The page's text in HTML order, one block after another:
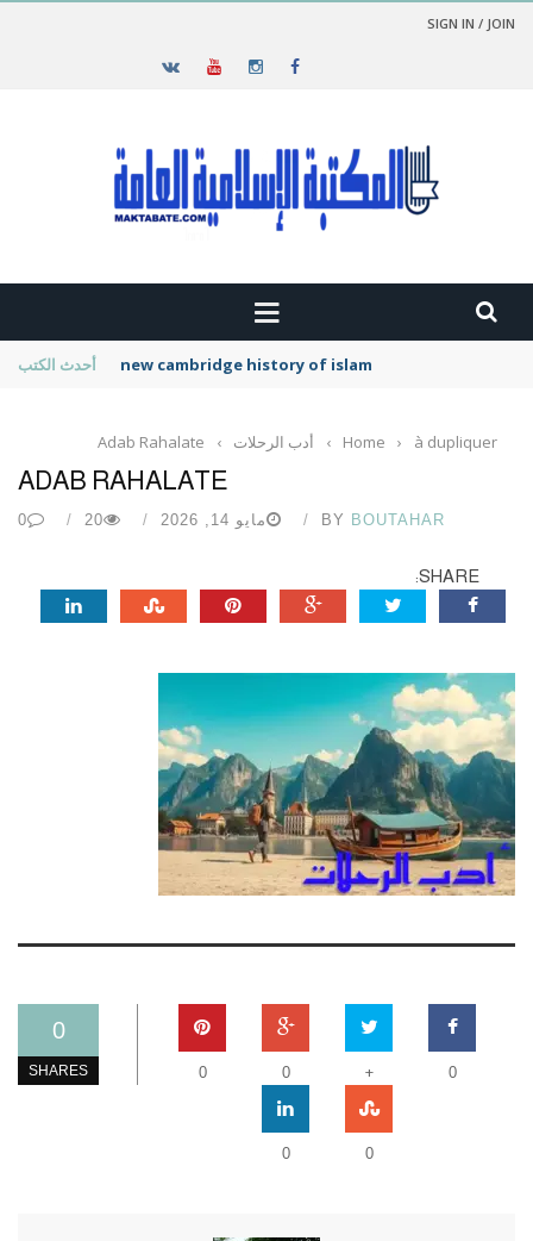
SIGN IN / JOIN
أحدث الكتب new cambridge history of islam
Home › à dupliquer
› أدب الرحلات ›
Adab Rahalate
ADAB RAHALATE
BY BOUTAHAR مايو 14, 2026 20
0
SHARE:
0
SHARES 0
+
0
0
0
0